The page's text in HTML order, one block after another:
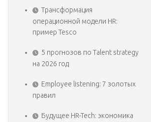
Трансформация
операционной модели HR:
пример Tesco
5 прогнозов по Talent strategy
на 2026 год
Employee listening: 7 золотых
правил
Будущее HR-Tech: экономика